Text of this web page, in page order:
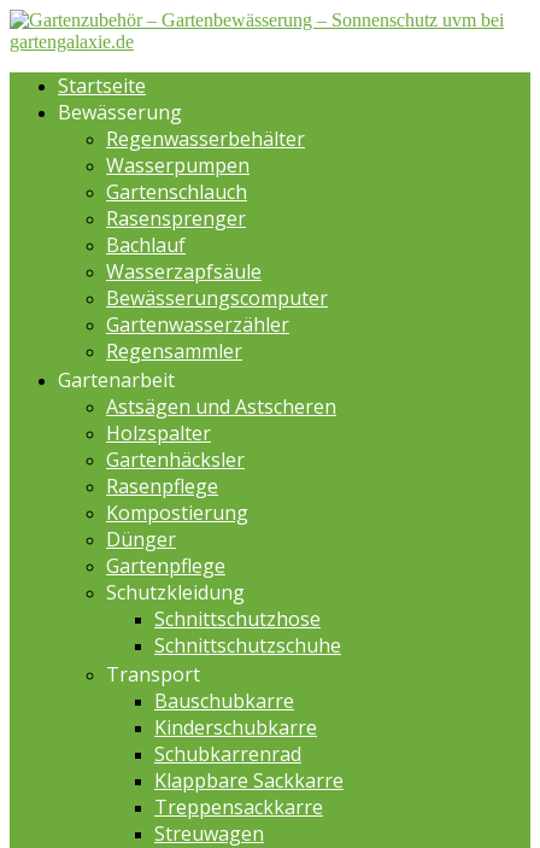
Startseite
Bewässerung
Regenwasserbehälter
Wasserpumpen
Gartenschlauch
Rasensprenger
Bachlauf
Wasserzapfsäule
Bewässerungscomputer
Gartenwasserzähler
Regensammler
Gartenarbeit
Astsägen und Astscheren
Holzspalter
Gartenhäcksler
Rasenpflege
Kompostierung
Dünger
Gartenpflege
Schutzkleidung
Schnittschutzhose
Schnittschutzschuhe
Transport
Bauschubkarre
Kinderschubkarre
Schubkarrenrad
Klappbare Sackkarre
Treppensackkarre
Streuwagen